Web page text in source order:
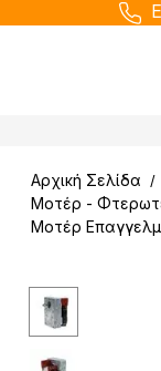
Αρχική Σελίδα /
Μοτέρ -
Μοτέρ